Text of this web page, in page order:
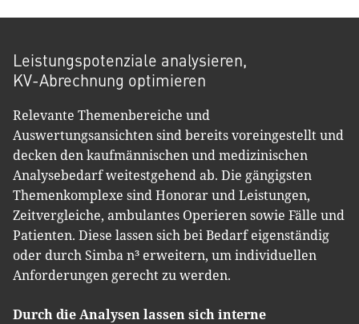
Leistungspotenziale analysieren,
KV-Abrechnung optimieren
Relevante Themenbereiche und
Auswertungsansichten sind bereits voreingestellt und
decken den kaufmännischen und medizinischen
Analysebedarf weitestgehend ab. Die gängigsten
Themenkomplexe sind Honorar und Leistungen,
Zeitvergleiche, ambulantes Operieren sowie Fälle und
Patienten. Diese lassen sich bei Bedarf eigenständig
oder durch Simba n³ erweitern, um individuellen
Anforderungen gerecht zu werden.
Durch die Analysen lassen sich interne